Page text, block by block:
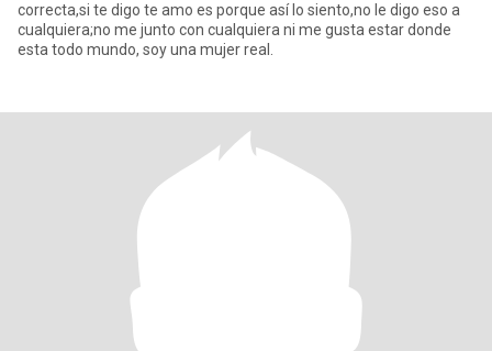
correcta,si te digo te amo es porque así lo siento,no le digo eso a
cualquiera;no me junto con cualquiera ni me gusta estar donde
esta todo mundo, soy una mujer real.